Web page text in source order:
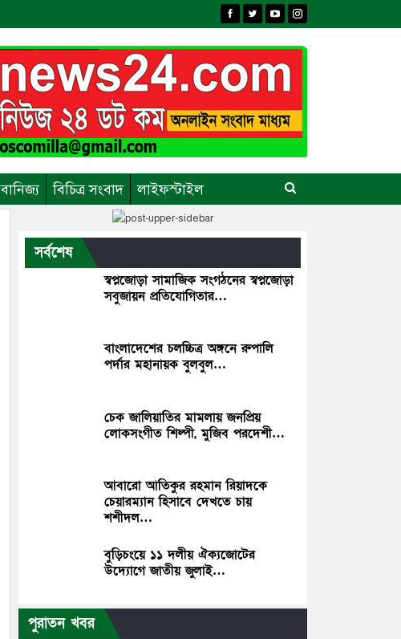
বানিজ্য বিচিত্র সংবাদ লাইফস্টাইল
সর্বশেষ
স্বপ্নজোড়া সামাজিক সংগঠনের স্বপ্নজোড়া
সবুজায়ন প্রতিযোগিতার…
বাংলাদেশের চলচ্চিত্র অঙ্গনে রুপালি
পর্দার মহানায়ক বুলবুল…
চেক জালিয়াতির মামলায় জনপ্রিয়
লোকসংগীত শিল্পী, মুজিব পরদেশী…
আবারো আতিকুর রহমান রিয়াদকে
চেয়ারম্যান হিসাবে দেখতে চায়
শশীদল…
বুড়িচংয়ে ১১ দলীয় ঐক্যজোটের
উদ্যোগে জাতীয় জুলাই…
পুরাতন খবর